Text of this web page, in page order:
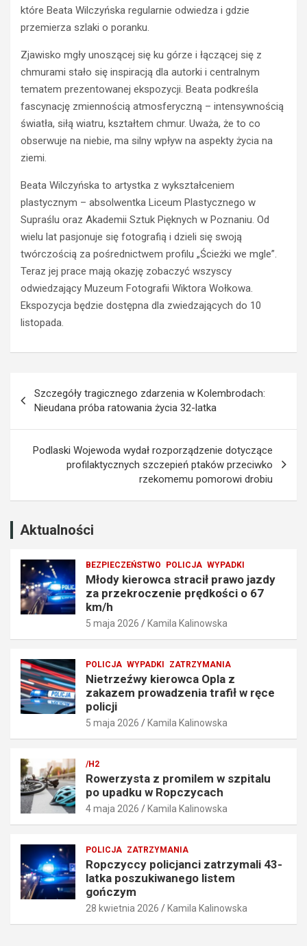
które Beata Wilczyńska regularnie odwiedza i gdzie
przemierza szlaki o poranku.
Zjawisko mgły unoszącej się ku górze i łączącej się z
chmurami stało się inspiracją dla autorki i centralnym
tematem prezentowanej ekspozycji. Beata podkreśla
fascynację zmiennością atmosferyczną – intensywnością
światła, siłą wiatru, kształtem chmur. Uważa, że to co
obserwuje na niebie, ma silny wpływ na aspekty życia na
ziemi.
Beata Wilczyńska to artystka z wykształceniem
plastycznym – absolwentka Liceum Plastycznego w
Supraślu oraz Akademii Sztuk Pięknych w Poznaniu. Od
wielu lat pasjonuje się fotografią i dzieli się swoją
twórczością za pośrednictwem profilu „Ścieżki we mgle”.
Teraz jej prace mają okazję zobaczyć wszyscy
odwiedzający Muzeum Fotografii Wiktora Wołkowa.
Ekspozycja będzie dostępna dla zwiedzających do 10
listopada.
wpisu
Szczegóły tragicznego zdarzenia w Kolembrodach:
Nieudana próba ratowania życia 32-latka
Podlaski Wojewoda wydał rozporządzenie dotyczące
profilaktycznych szczepień ptaków przeciwko
rzekomemu pomorowi drobiu
Aktualności
BEZPIECZEŃSTWO POLICJA WYPADKI
Młody kierowca stracił prawo jazdy
za przekroczenie prędkości o 67
km/h
5 maja 2026 Kamila Kalinowska
POLICJA WYPADKI ZATRZYMANIA
Nietrzeźwy kierowca Opla z
zakazem prowadzenia trafił w ręce
policji
5 maja 2026 Kamila Kalinowska
/H2
Rowerzysta z promilem w szpitalu
po upadku w Ropczycach
4 maja 2026 Kamila Kalinowska
POLICJA ZATRZYMANIA
Ropczyccy policjanci zatrzymali 43-
latka poszukiwanego listem
gończym
28 kwietnia 2026 Kamila Kalinowska
o
d
y
k
o
w
c
a
a
c
p
w
o
a
y
a
k
o
z
n
e
r
ę
d
k
o
ś
i
o
6
7
k
m
h
maja
2026
Kalinowska
N
e
e
ź
w
y
k
e
o
w
c
a
O
p
a
z
a
z
m
a
z
n
a
f
w
ę
e
p
o
c
maja
2026
Kalinowska